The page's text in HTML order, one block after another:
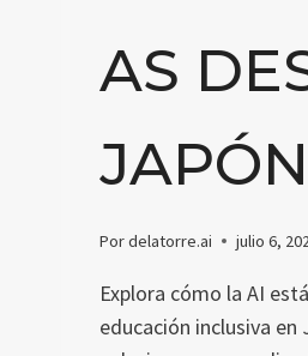
AS
JAPÓN
Pordelatorre.ai julio 6,
Explora cómo la AI
educación inclusiva